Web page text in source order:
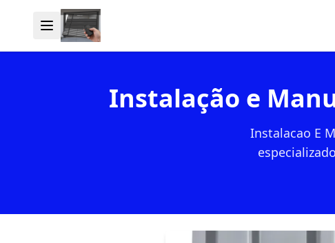
Instalação e
Instalacao E